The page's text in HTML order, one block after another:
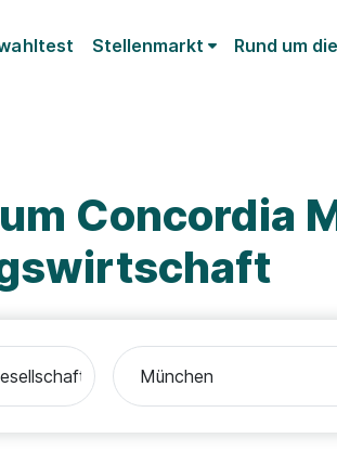
Stellenmarkt Rund um
Concordia